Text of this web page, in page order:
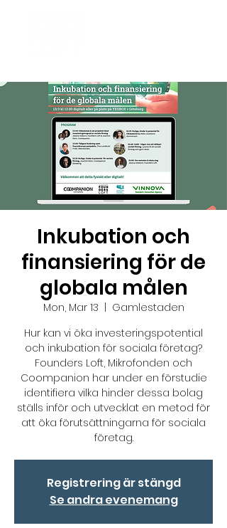
Inkubation och
finansiering för de
globala målen
Mon, Mar 13
Gamlestaden
Hur kan vi öka investeringspotential
och inkubation för sociala företag?
Founders Loft, Mikrofonden och
Coompanion har under en förstudie
identifiera vilka hinder dessa bolag
ställs inför och utvecklat en metod för
att öka förutsättningarna för sociala
företag.
Registrering är stängd
Se andra evenemang